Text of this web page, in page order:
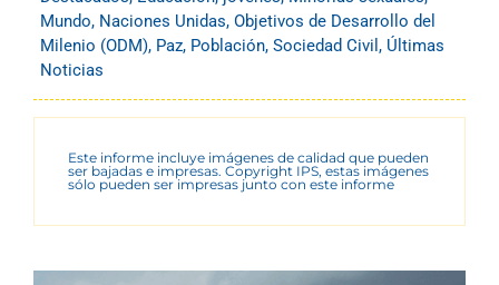
Mundo, Naciones Unidas, Objetivos de Desarrollo del
Milenio (ODM), Paz, Población, Sociedad Civil , Últimas
Noticias
Este informe incluye imágenes de calidad que pueden
ser bajadas e impresas. Copyright IPS, estas imágenes
sólo pueden ser impresas junto con este informe